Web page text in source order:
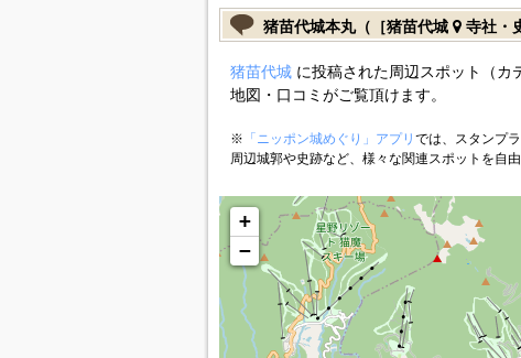
猪苗代城本丸（［猪苗代城 寺社・
猪苗代城に投稿された周辺スポット（カ
地図・口コミがご覧頂けます。
※ 「ニッポン城めぐり」アプリ では、スタンプ
周辺城郭や史跡など、様々な関連スポットを自由
+
−